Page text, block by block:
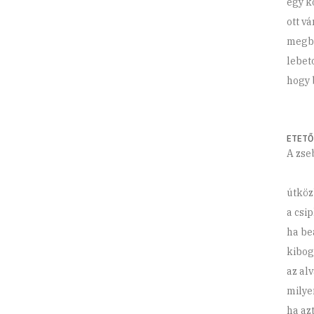
ott
hogy
ETETŐ
A
a
ha
az
ha